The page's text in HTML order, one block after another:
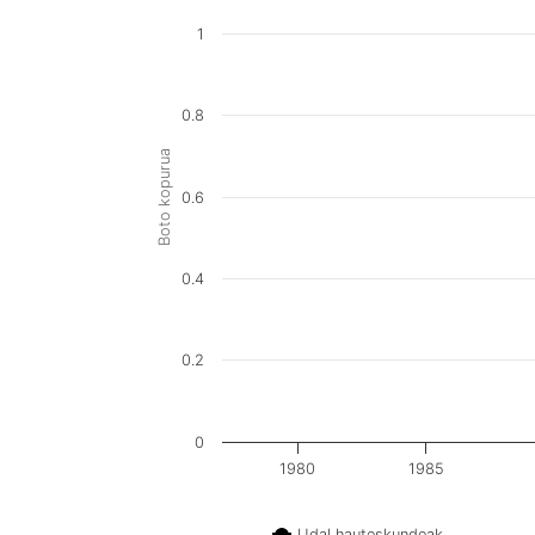
Boto kopurua
1980 1985
0
0.2
0.4
0.6
0.8
1